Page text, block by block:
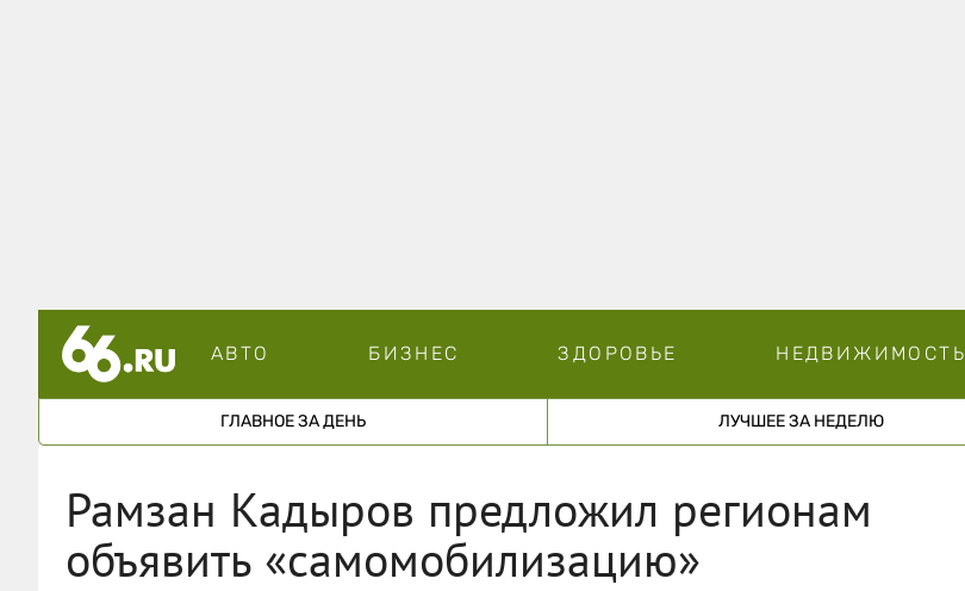
АВТО БИЗНЕС ЗДОРОВЬЕ НЕДВИЖИМОСТЬ
ГЛАВНОЕ ЗА ДЕНЬ ЛУЧШЕЕ ЗА НЕДЕЛЮ
Рамзан Кадыров предложил регионам
объявить «самомобилизацию»